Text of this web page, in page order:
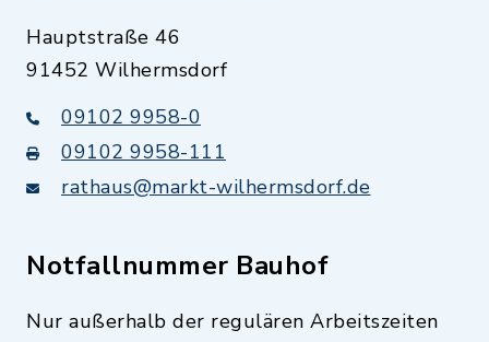
Hauptstraße 46
91452 Wilhermsdorf
09102 9958-0
09102 9958-111
rathaus@markt-wilhermsdorf.de
Notfallnummer Bauhof
Nur außerhalb der regulären Arbeitszeiten